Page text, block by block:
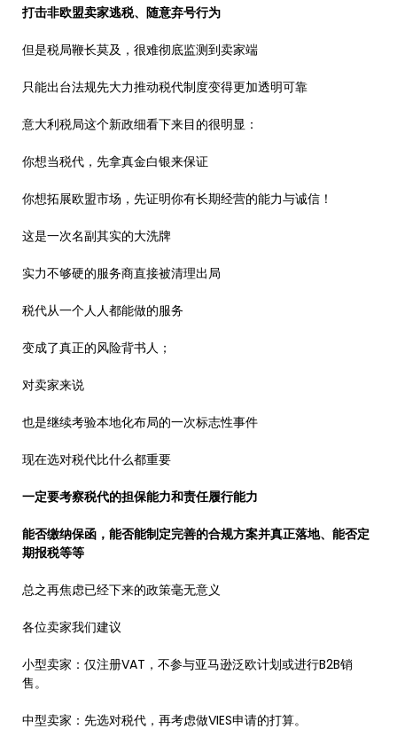
打击非欧盟卖家逃税、随意弃号行为
但是税局鞭长莫及，很难彻底监测到卖家端
只能出台法规先大力推动税代制度变得更加透明可靠
意大利税局这个新政细看下来目的很明显：
你想当税代，先拿真金白银来保证
你想拓展欧盟市场，先证明你有长期经营的能力与诚信！
这是一次名副其实的大洗牌
实力不够硬的服务商直接被清理出局
税代从一个人人都能做的服务
变成了真正的风险背书人；
对卖家来说
也是继续考验本地化布局的一次标志性事件
现在选对税代比什么都重要
一定要考察税代的担保能力和责任履行能力
能否缴纳保函，能否能制定完善的合规方案并真正落地、能否定
期报税等等
总之再焦虑已经下来的政策毫无意义
各位卖家我们建议
小型卖家：仅注册VAT，不参与亚马逊泛欧计划或进行B2B销
售。
中型卖家：先选对税代，再考虑做VIES申请的打算。